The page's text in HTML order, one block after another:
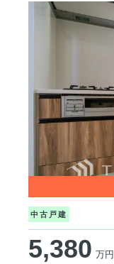
中古戸建
5,380 万円